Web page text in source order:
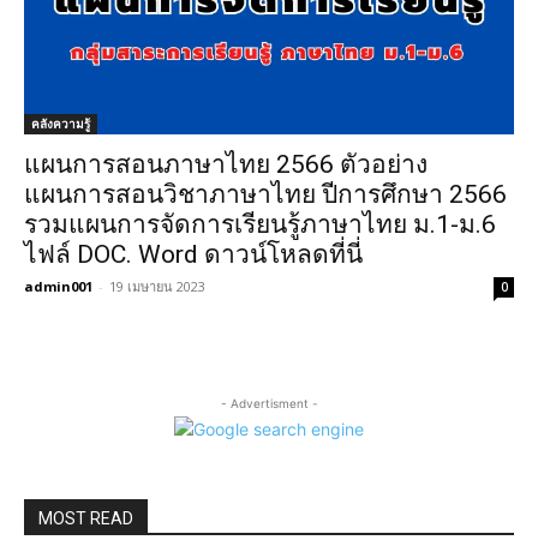
คลังความรู้
แผนการสอนภาษาไทย 2566 ตัวอย่าง
แผนการสอนวิชาภาษาไทย ปีการศึกษา 2566
รวมแผนการจัดการเรียนรู้ภาษาไทย ม.1-ม.6
ไฟล์ DOC. Word ดาวน์โหลดที่นี่
admin001 - 19 เมษายน 2023 0
- Advertisment -
MOST READ